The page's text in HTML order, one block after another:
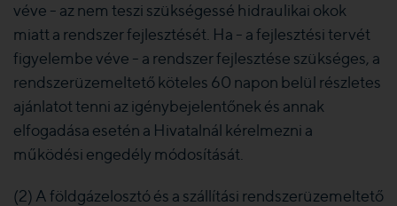
véve - az nem teszi szükségessé hidraulikai okok
miatt a rendszer fejlesztését. Ha - a fejlesztési tervét
figyelembe véve - a rendszer fejlesztése szükséges, a
rendszerüzemeltető köteles 60 napon belül részletes
ajánlatot tenni az igénybejelentőnek és annak
elfogadása esetén a Hivatalnál kérelmezni a
működési engedély módosítását.
(2) A földgázelosztó és a szállítási rendszerüzemeltető